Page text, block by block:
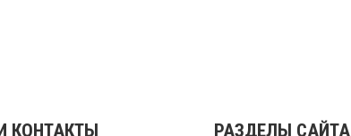
КОНТАКТЫ РАЗДЕЛЫ САЙТА